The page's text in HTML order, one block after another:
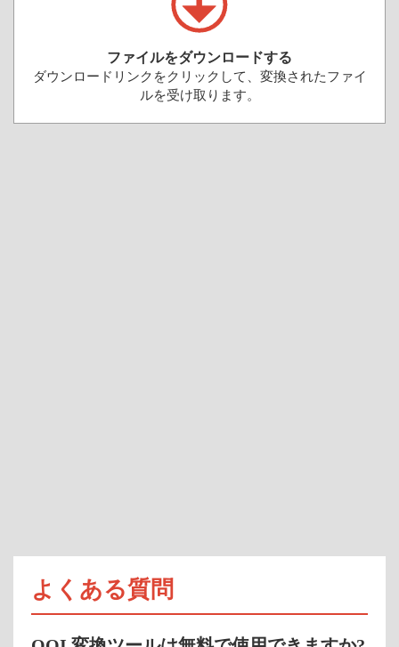
ファイルをダウンロードする
ダウンロードリンクをクリックして、変換されたファイ
ルを受け取ります。
よくある質問